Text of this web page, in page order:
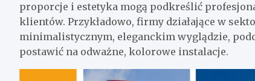
proporcje i estetyka mogą podkreślić
klientów. Przykładowo, firmy działające w
minimalistycznym, eleganckim wyglądzie,
postawić na odważne, kolorowe instalacje.